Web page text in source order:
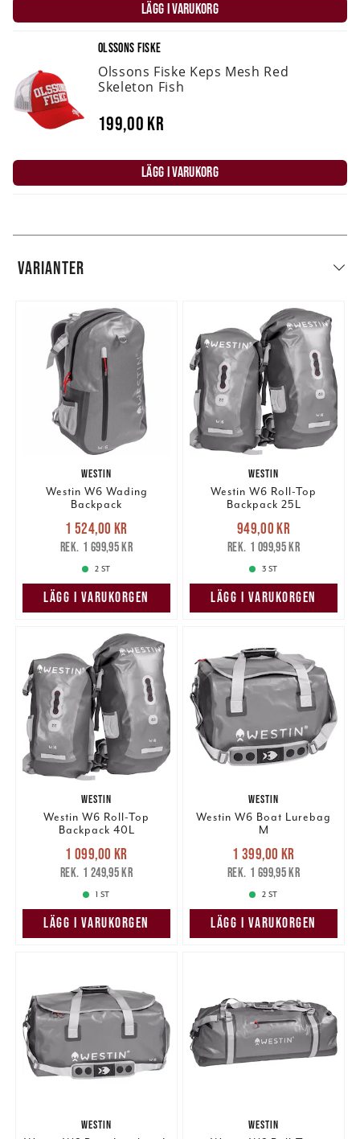
LÄGG I VARUKORG
OLSSONS FISKE
Olssons Fiske Keps Mesh Red
Skeleton Fish
199,00 kr
LÄGG I VARUKORG
VARIANTER
WESTIN
Westin W6 Wading
Backpack
Nuvarande pris
1 524,00 krTidigare pris
1 699,95 kr
1 524,00 kr
1 699,95 kr
2 ST
LÄGG I VARUKORGEN
WESTIN
Westin W6 Roll-Top
Backpack 25L
Nuvarande pris
949,00 krTidigare pris
1 099,95 kr
949,00 kr
1 099,95 kr
3 ST
LÄGG I VARUKORGEN
WESTIN
Westin W6 Roll-Top
Backpack 40L
Nuvarande pris
1 099,00 krTidigare pris
1 249,95 kr
1 099,00 kr
1 249,95 kr
1 ST
LÄGG I VARUKORGEN
WESTIN
Westin W6 Boat Lurebag
M
Nuvarande pris
1 399,00 krTidigare pris
1 699,95 kr
1 399,00 kr
1 699,95 kr
2 ST
LÄGG I VARUKORGEN
WESTIN WESTIN